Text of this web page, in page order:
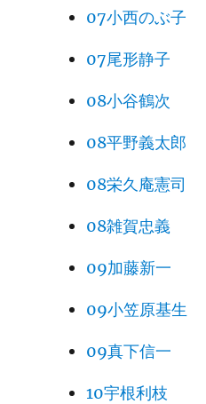
07小西のぶ子
07尾形静子
08小谷鶴次
08平野義太郎
08栄久庵憲司
08雑賀忠義
09加藤新一
09小笠原基生
09真下信一
10宇根利枝